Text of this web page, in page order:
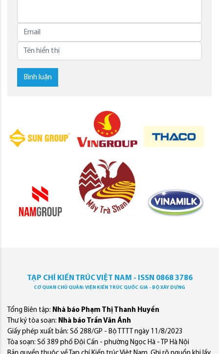
Bình luận
TẠP CHÍ KIẾN TRÚC VIỆT NAM - ISSN 0868 3786
CƠ QUAN CHỦ QUẢN: VIỆN KIẾN TRÚC QUỐC GIA - BỘ XÂY DỰNG
Tổng Biên tập: Nhà báo Phạm Thị Thanh Huyền
Thư ký tòa soạn: Nhà báo Trần Văn Ánh
Giấy phép xuất bản: Số 288/GP - Bộ TTTT ngày 11/8/2023
Tòa soạn: Số 389 phố Đội Cấn - phường Ngọc Hà - TP Hà Nội